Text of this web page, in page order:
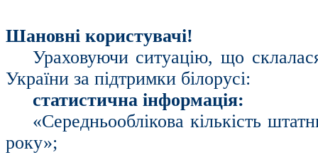
Шановні користувачі!
Ураховуючи ситуацію, що
України за підтримки білорусі:
статистична інформація:
«Середньооблікова кількість
року»;